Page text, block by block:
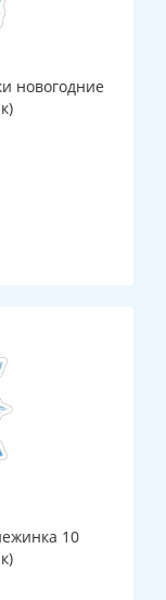
новогодние
10